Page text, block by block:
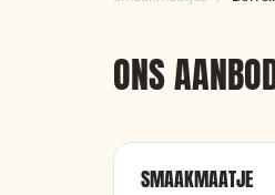
ONS
SMAAKMAATJE